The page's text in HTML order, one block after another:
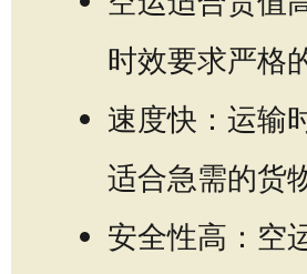
时效要求严格
速度快：运输
适合急需的货物
安全性高：空